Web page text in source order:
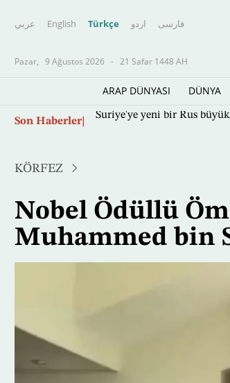
عربي English Türkçe اردو فارسى
Pazar, 9 Ağustos 2026 - 21 Safar 1448 AH
ARAP DÜNYASI DÜNYA
Ana
Son Haberler Suriye'ye yeni bir Rus
KÖRFEZ
Nobel Ödüllü
Muhammed bin